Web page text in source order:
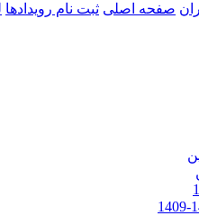
صفحه اصلی ثبت نام رویدادها